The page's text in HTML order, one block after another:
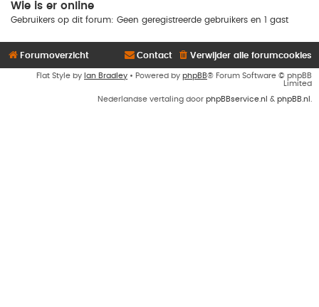
Wie is er online
Gebruikers op dit forum: Geen geregistreerde gebruikers en 1 gast
Forumoverzicht Verwijder alle forumcookies
Contact
Flat Style by Ian Bradley • Powered by phpBB® Forum Software © phpBB
Limited
Nederlandse vertaling door phpBBservice.nl & phpBB.nl